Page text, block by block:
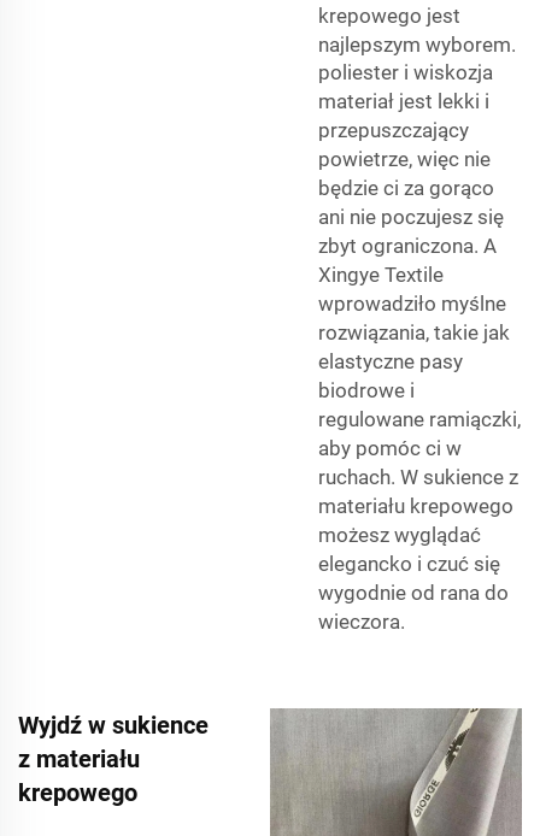
krepowego jest
najlepszym wyborem.
poliester i wiskozja
materiał jest lekki i
przepuszczający
powietrze, więc nie
będzie ci za gorąco
ani nie poczujesz się
zbyt ograniczona. A
Xingye Textile
wprowadziło myślne
rozwiązania, takie jak
elastyczne pasy
biodrowe i
regulowane ramiączki,
aby pomóc ci w
ruchach. W sukience z
materiału krepowego
możesz wyglądać
elegancko i czuć się
wygodnie od rana do
wieczora.
Wyjdź w sukience
z materiału
krepowego